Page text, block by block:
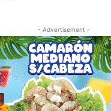
- Advertisement -